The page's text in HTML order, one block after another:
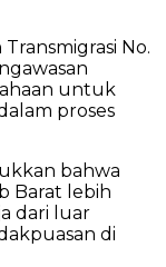
No.
untuk
proses
bahwa
Barat lebih
dari luar
di